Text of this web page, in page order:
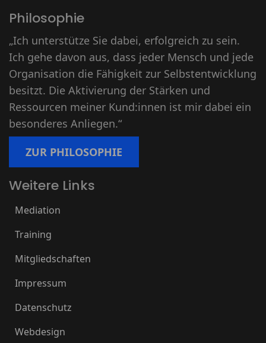
Philosophie
„Ich unterstütze Sie dabei, erfolgreich zu sein.
Ich gehe davon aus, dass jeder Mensch und jede
Organisation die Fähigkeit zur Selbstentwicklung
besitzt. Die Aktivierung der Stärken und
Ressourcen meiner Kund:innen ist mir dabei ein
besonderes Anliegen.“
ZUR PHILOSOPHIE
Weitere Links
Mediation
Training
Mitgliedschaften
Impressum
Datenschutz
Webdesign